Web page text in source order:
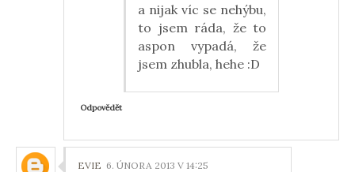
a nijak víc se nehýbu,
to jsem ráda, že to
aspon vypadá, že
jsem zhubla, hehe :D
Odpovědět
EVIE 6. ÚNORA 2013 V 14:25